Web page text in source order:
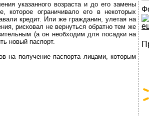
указанного возраста и до его замены
которое ограничивало его в некоторых
кредит. Или же гражданин, улетая на
рисковал не вернуться обратно тем же
(а он необходим для посадки на
новый паспорт.
на получение паспорта лицами, которым